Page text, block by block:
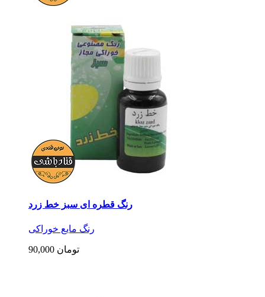
رنگ قطره ای سبز خط زرد
رنگ مایع خوراکی
90,000 تومان